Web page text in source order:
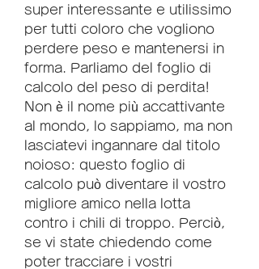
super interessante e utilissimo
per tutti coloro che vogliono
perdere peso e mantenersi in
forma. Parliamo del foglio di
calcolo del peso di perdita!
Non è il nome più accattivante
al mondo, lo sappiamo, ma non
lasciatevi ingannare dal titolo
noioso: questo foglio di
calcolo può diventare il vostro
migliore amico nella lotta
contro i chili di troppo. Perciò,
se vi state chiedendo come
poter tracciare i vostri